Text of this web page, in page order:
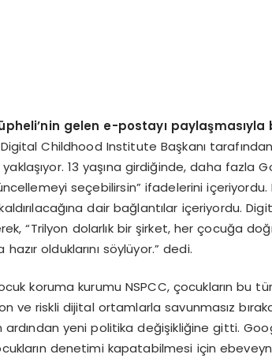
gelen e-postayı
Childhood Institute Başkanı
13 yaşına girdiğinde, daha fazla
seçebilirsin” ifadelerini
dair bağlantılar içeriyordu.
“Trilyon dolarlık bir şirket, her çocuğa
hazır olduklarını söylüyor.” dedi.
koruma kurumu NSPCC, çocukların bu
ve riskli dijital ortamlarla savunmasız
yeni politika değişikliğine gitti.
denetimi kapatabilmesi için